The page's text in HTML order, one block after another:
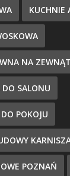
KUCHNIE
NA
SALONU
POKOJU
POZNAŃ